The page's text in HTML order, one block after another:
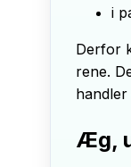
i
Derfor
rene.
Æg,